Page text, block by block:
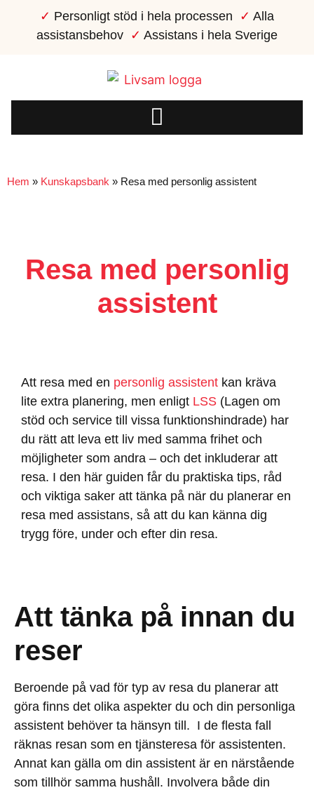
✓ Personligt stöd i hela processen ✓ Alla
assistansbehov ✓ Assistans i hela Sverige
Hem » Kunskapsbank » Resa med personlig assistent
Resa med personlig
assistent
Att resa med en personlig assistent kan kräva
lite extra planering, men enligt LSS (Lagen om
stöd och service till vissa funktionshindrade) har
du rätt att leva ett liv med samma frihet och
möjligheter som andra – och det inkluderar att
resa. I den här guiden får du praktiska tips, råd
och viktiga saker att tänka på när du planerar en
resa med assistans, så att du kan känna dig
trygg före, under och efter din resa.
Att tänka på innan du
reser
Beroende på vad för typ av resa du planerar att
göra finns det olika aspekter du och din personliga
assistent behöver ta hänsyn till. I de flesta fall
räknas resan som en tjänsteresa för assistenten.
Annat kan gälla om din assistent är en närstående
som tillhör samma hushåll. Involvera både din